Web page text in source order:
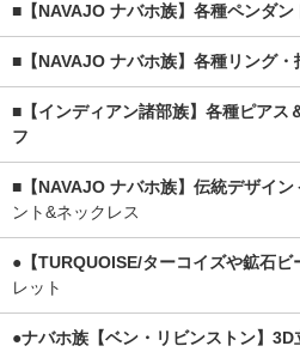
■【NAVAJO ナバホ族】各種ペンダン
■【NAVAJO ナバホ族】各種リング・
■【インディアン諸部族】各種ピアス
フ
■【NAVAJO ナバホ族】伝統デザイン
ント&ネックレス
●【TURQUOISE/ターコイズや鉱石ビ
レット
●ナバホ族【ベン・リビンストン】